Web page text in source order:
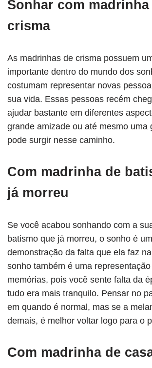
Sonhar com madrinha
crisma
As madrinhas de crisma possuem
importante dentro do mundo dos
costumam representar novas
sua vida. Essas pessoas recém
ajudar bastante em diferentes
grande amizade ou até mesmo uma
pode surgir nesse caminho.
Com madrinha de
já morreu
Se você acabou sonhando com a
batismo que já morreu, o sonho é
demonstração da falta que ela faz
sonho também é uma
memórias, pois você sente falta da
tudo era mais tranquilo. Pensar no
em quando é normal, mas se a
demais, é melhor voltar logo para o
Com madrinha de